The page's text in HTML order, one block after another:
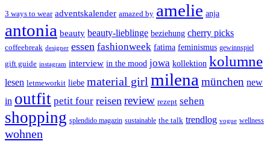
3 ways to wear adventskalender amazed by amelie anja
antonia beauty beauty-lieblinge beziehung cherry picks
coffeebreak designer essen fashionweek fatima feminismus gewinnspiel
gift guide instagram interview in the mood jowa kollektion kolumne
lesen letmeworkit liebe material girl milena münchen new
in outfit petit four reisen review rezept sehen
shopping splendido magazin sustainable the talk trendlog vogue wellness
wohnen